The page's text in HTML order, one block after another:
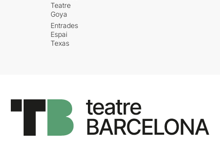
Teatre
Goya
Entrades
Espai
Texas